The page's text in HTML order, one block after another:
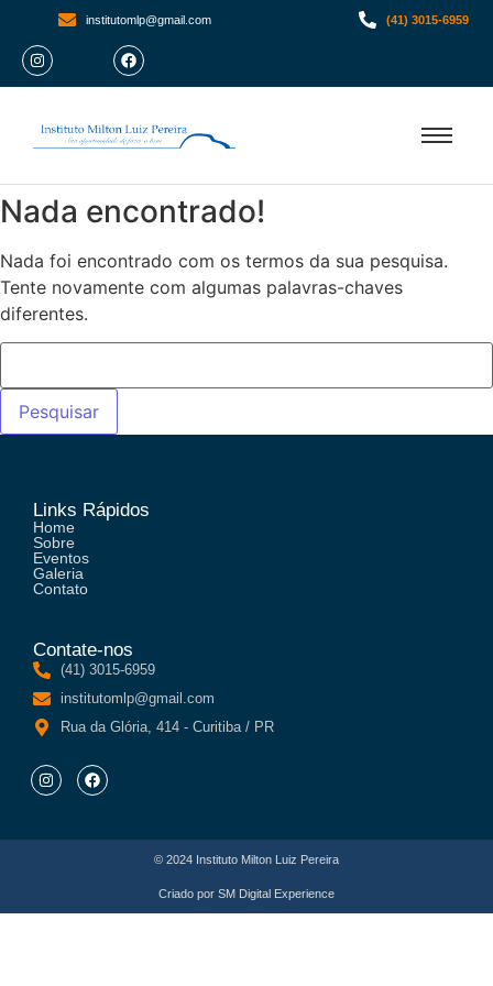
institutomlp@gmail.com (41) 3015-6959
Nada encontrado!
Nada foi encontrado com os termos da sua pesquisa.
Tente novamente com algumas palavras-chaves
diferentes.
Links Rápidos
Home
Sobre
Eventos
Galeria
Contato
Contate-nos
(41) 3015-6959
institutomlp@gmail.com
Rua da Glória, 414 - Curitiba / PR
© 2024 Instituto Milton Luiz Pereira
Criado por SM Digital Experience